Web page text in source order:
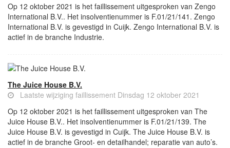
Op 12 oktober 2021 is het faillissement uitgesproken van Zengo
International B.V.. Het insolventienummer is F.01/21/141. Zengo
International B.V. is gevestigd in Cuijk. Zengo International B.V. is
actief in de branche Industrie.
The Juice House B.V.
Laatste wijziging faillissement Dinsdag 12 oktober 2021
Op 12 oktober 2021 is het faillissement uitgesproken van The
Juice House B.V.. Het insolventienummer is F.01/21/139. The
Juice House B.V. is gevestigd in Cuijk. The Juice House B.V. is
actief in de branche Groot- en detailhandel; reparatie van auto’s.